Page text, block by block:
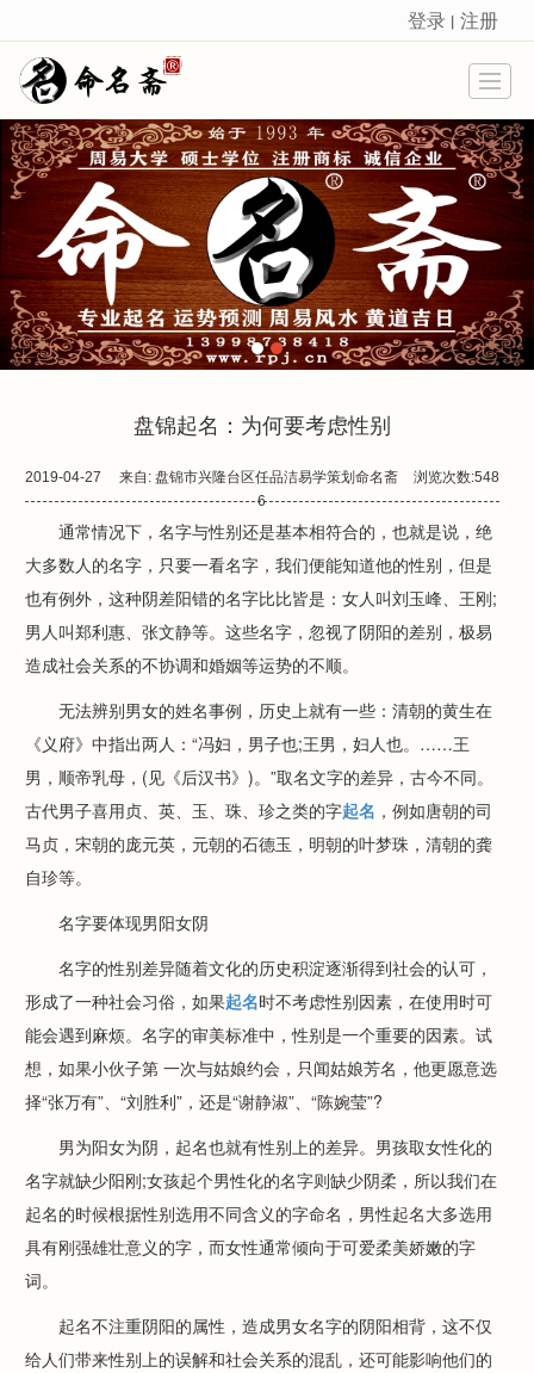
很遗憾，因您的浏览器版本过低导致无法获得最佳浏览体验，推荐下载安装谷歌浏览器！
登录 丨 注册
盘锦起名：为何要考虑性别
2019-04-27 来自: 盘锦市兴隆台区任品洁易学策划命名斋
浏览次数:548
6
通常情况下，名字与性别还是基本相符合的，也就是说，绝
大多数人的名字，只要一看名字，我们便能知道他的性别，但是
也有例外，这种阴差阳错的名字比比皆是：女人叫刘玉峰、王刚;
男人叫郑利惠、张文静等。这些名字，忽视了阴阳的差别，极易
造成社会关系的不协调和婚姻等运势的不顺。
无法辨别男女的姓名事例，历史上就有一些：清朝的黄生在
《义府》中指出两人：“冯妇，男子也;王男，妇人也。……王
男，顺帝乳母，(见《后汉书》)。”取名文字的差异，古今不同。
古代男子喜用贞、英、玉、珠、珍之类的字起名 ，例如唐朝的司
马贞，宋朝的庞元英，元朝的石德玉，明朝的叶梦珠，清朝的龚
自珍等。
名字要体现男阳女阴
名字的性别差异随着文化的历史积淀逐渐得到社会的认可，
形成了一种社会习俗，如果起名时不考虑性别因素，在使用时可
能会遇到麻烦。名字的审美标准中，性别是一个重要的因素。试
想，如果小伙子第 一次与姑娘约会，只闻姑娘芳名，他更愿意选
择“张万有”、“刘胜利”，还是“谢静淑”、“陈婉莹”?
男为阳女为阴，起名也就有性别上的差异。男孩取女性化的
名字就缺少阳刚;女孩起个男性化的名字则缺少阴柔，所以我们在
起名的时候根据性别选用不同含义的字命名，男性起名大多选用
具有刚强雄壮意义的字，而女性通常倾向于可爱柔美娇嫩的字
词。
起名不注重阴阳的属性，造成男女名字的阴阳相背，这不仅
给人们带来性别上的误解和社会关系的混乱，还可能影响他们的